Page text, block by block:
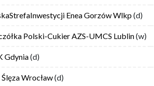
Enea Gorzów Wlkp(d)
Polski-Cukier AZS-UMCS Lublin(w)
Gdynia(d)
Ślęza Wrocław(d)
Enea Gorzów Wlkp(d)
Polski-Cukier AZS-UMCS Lublin(w)
Gdynia(d)
Ślęza Wrocław(d)